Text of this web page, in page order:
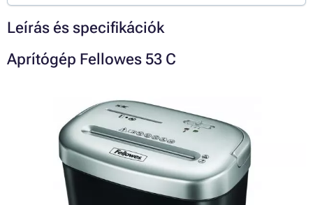
Leírás és specifikációk
Aprítógép Fellowes 53 C